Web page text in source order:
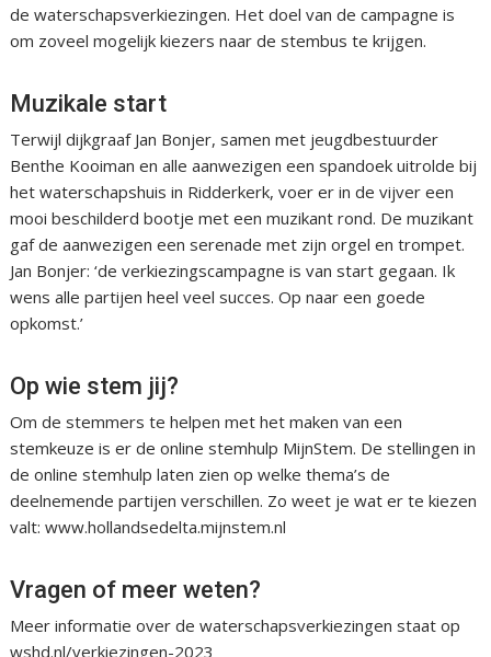
de waterschapsverkiezingen. Het doel van de campagne is
om zoveel mogelijk kiezers naar de stembus te krijgen.
Muzikale start
Terwijl dijkgraaf Jan Bonjer, samen met jeugdbestuurder
Benthe Kooiman en alle aanwezigen een spandoek uitrolde bij
het waterschapshuis in Ridderkerk, voer er in de vijver een
mooi beschilderd bootje met een muzikant rond. De muzikant
gaf de aanwezigen een serenade met zijn orgel en trompet.
Jan Bonjer: ‘de verkiezingscampagne is van start gegaan. Ik
wens alle partijen heel veel succes. Op naar een goede
opkomst.’
Op wie stem jij?
Om de stemmers te helpen met het maken van een
stemkeuze is er de online stemhulp MijnStem. De stellingen in
de online stemhulp laten zien op welke thema’s de
deelnemende partijen verschillen. Zo weet je wat er te kiezen
valt: www.hollandsedelta.mijnstem.nl
Vragen of meer weten?
Meer informatie over de waterschapsverkiezingen staat op
wshd.nl/verkiezingen-2023